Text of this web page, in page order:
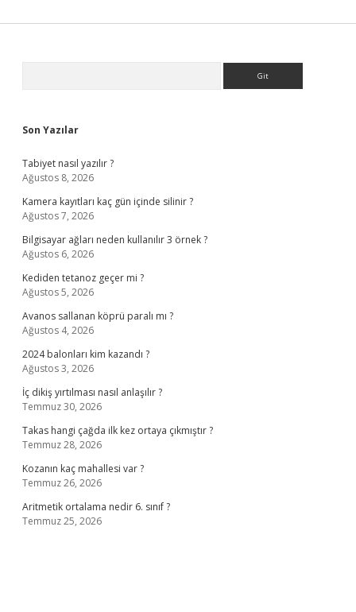
Son Yazılar
Tabiyet nasıl yazılır ?
Ağustos 8, 2026
Kamera kayıtları kaç gün içinde silinir ?
Ağustos 7, 2026
Bilgisayar ağları neden kullanılır 3 örnek ?
Ağustos 6, 2026
Kediden tetanoz geçer mi ?
Ağustos 5, 2026
Avanos sallanan köprü paralı mı ?
Ağustos 4, 2026
2024 balonları kim kazandı ?
Ağustos 3, 2026
İç dikiş yırtılması nasıl anlaşılır ?
Temmuz 30, 2026
Takas hangi çağda ilk kez ortaya çıkmıştır ?
Temmuz 28, 2026
Kozanın kaç mahallesi var ?
Temmuz 26, 2026
Aritmetik ortalama nedir 6. sınıf ?
Temmuz 25, 2026